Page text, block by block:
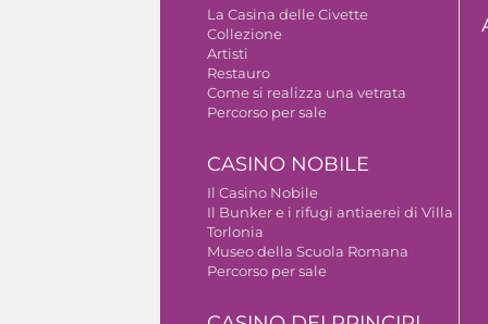
La Casina delle Civette
Collezione
Artisti
Restauro
Come si realizza una vetrata
Percorso per sale
CASINO NOBILE
Il Casino Nobile
Il Bunker e i rifugi antiaerei di Villa
Torlonia
Museo della Scuola Romana
Percorso per sale